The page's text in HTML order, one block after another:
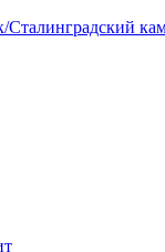
Сталинградский